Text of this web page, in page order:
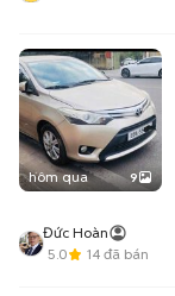
hôm qua 9
Đức Hoàn
5.0
14 đã bán